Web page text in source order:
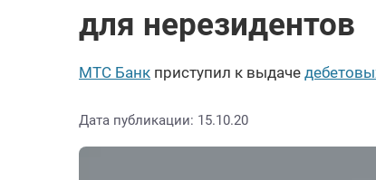
для нерезидентов
МТС Банк приступил к выдаче
Дата публикации: 15.10.20